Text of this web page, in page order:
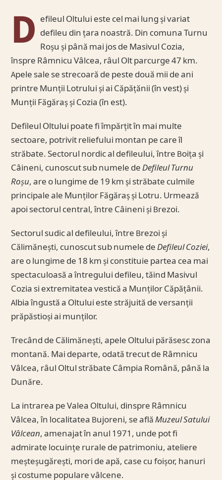
D efileul Oltului este cel mai lung și variat
defileu din țara noastră. Din comuna Turnu
Roșu și până mai jos de Masivul Cozia,
înspre Râmnicu Vâlcea, râul Olt parcurge 47 km.
Apele sale se strecoară de peste două mii de ani
printre Munții Lotrului și ai Căpățănii (în vest) și
Munții Făgăraș și Cozia (în est).
Defileul Oltului poate fi împărțit în mai multe
sectoare, potrivit reliefului montan pe care îl
străbate. Sectorul nordic al defileului, între Boița și
Câineni, cunoscut sub numele deDefileul Turnu
Roșu, are o lungime de 19 km și străbate culmile
principale ale Munților Făgăraș și Lotru. Urmează
apoi sectorul central, între Câineni și Brezoi.
Sectorul sudic al defileului, între Brezoi și
Călimănești, cunoscut sub numele deDefileul Coziei,
are o lungime de 18 km și constituie partea cea mai
spectaculoasă a întregului defileu, tăind Masivul
Cozia si extremitatea vestică a Munților Căpățânii.
Albia îngustă a Oltului este străjuită de versanții
prăpăstioși ai munților.
Trecând de Călimănești, apele Oltului părăsesc zona
montană. Mai departe, odată trecut de Râmnicu
Vâlcea, râul Oltul străbate Câmpia Română, până la
Dunăre.
La intrarea pe Valea Oltului, dinspre Râmnicu
Vâlcea, în localitatea Bujoreni, se aflăMuzeul Satului
Vâlcean, amenajat în anul 1971, unde pot fi
admirate locuințe rurale de patrimoniu, ateliere
meșteșugărești, mori de apă, case cu foișor, hanuri
și costume populare vâlcene.